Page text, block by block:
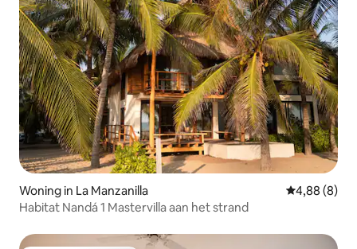
Woning in La Manzanilla Gemiddelde
4,88 (8)
Habitat Nandá 1 Mastervilla aan het strand